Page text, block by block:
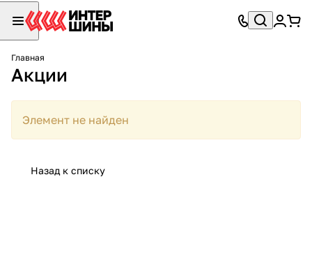
Главная
Акции
Элемент не найден
Назад к списку